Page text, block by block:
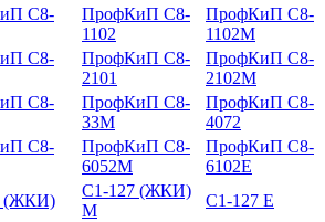
С8-
ПрофКиП С8-
1102
ПрофКиП С8-
1102М
С8-
ПрофКиП С8-
2101
ПрофКиП С8-
2102М
С8-
ПрофКиП С8-
33М
ПрофКиП С8-
4072
С8-
ПрофКиП С8-
6052М
ПрофКиП С8-
6102Е
(ЖКИ)
С1-127 (ЖКИ)
М
С1-127 Е